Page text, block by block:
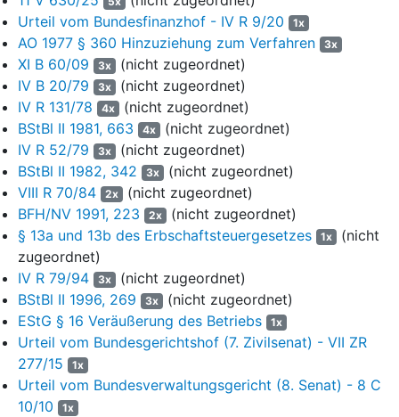
Gemäß § 2.3 GV war das Kündigungsrecht der Gesellschafter
ausgeschlossen; das Recht zur fristlosen Kündigung aus
wichtigem Grund blieb unberührt.
§ 2.4.1 lit. b GV lautete wie folgt:
„Die Komplementärin ist berechtigt und unter Befreiung von den
Beschränkungen des § 181 BGB
Gesellschafter durch schriftliche einseitige Erklärung mit
sofortiger Wirkung aus der Gesellschaft auszuschließen, wenn
[…]
über das Vermögen des Gesellschafters das Insolvenzverfahren
beantragt, eröffnet oder mangels Masse die Eröffnung abgelehnt
worden ist. Der Gesellschafter scheidet mit Rechtskraft des
Eröffnungsbeschlusses bzw. des Abweisungsbeschlusses aus,
ohne dass es einer weiteren Handlung oder Erklärung bedarf.“
Gemäß § 2.4.3 GV wurde die Gesellschaft in allen Fällen des
Ausscheidens eines Gesellschafters nicht aufgelöst, sondern
zwischen den verbleibenden Gesellschaftern fortgesetzt. Mit
Urteil vom Bundesfinanzhof - IV R 9/20
1x
AO 1977 § 360 Hinzuziehung zum Verfahren 3x
XI B 60/09 3x (nicht zugeordnet)
IV B 20/79
3x (nicht zugeordnet)
IV R 131/78
4x (nicht zugeordnet)
BStBl II 1981, 663
4x (nicht zugeordnet)
IV R 52/79
3x (nicht zugeordnet)
BStBl II 1982, 342
3x (nicht zugeordnet)
VIII R 70/84
2x (nicht zugeordnet)
BFH/NV 1991, 223
2x (nicht zugeordnet)
§ 13a und 13b des Erbschaftsteuergesetzes
1x (nicht
zugeordnet)
IV R 79/94
3x (nicht zugeordnet)
BStBl II 1996, 269
3x (nicht zugeordnet)
EStG § 16 Veräußerung des Betriebs
1x
Urteil vom Bundesgerichtshof (7. Zivilsenat) - VII ZR
277/15
1x
Urteil vom Bundesverwaltungsgericht (8. Senat) - 8 C
10/10
1x